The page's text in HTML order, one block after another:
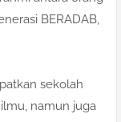
BERADAB,
sekolah
namun juga